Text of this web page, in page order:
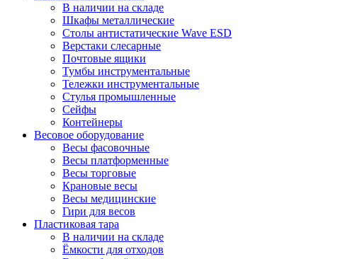
В наличии на складе
Шкафы металлические
Столы антистатические Wave ESD
Верстаки слесарные
Почтовые ящики
Тумбы инструментальные
Тележки инструментальные
Стулья промышленные
Сейфы
Контейнеры
Весовое оборудование
Весы фасовочные
Весы платформенные
Весы торговые
Крановые весы
Весы медицинские
Гири для весов
Пластиковая тара
В наличии на складе
Ёмкости для отходов